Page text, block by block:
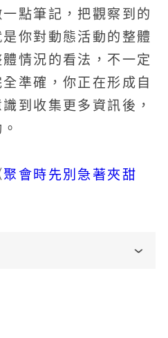
點筆記，把觀察到的
你對動態活動的整體
情況的看法，不一定
準確，你正在形成自
到收集更多資訊後，
聚會時先別急著夾甜